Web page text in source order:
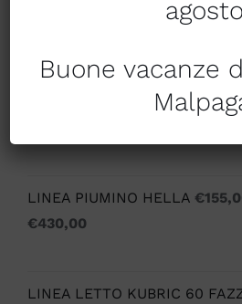
PIUMINO TREVI SIBERIANO
LINEA PIUMINO HELLA €
€430,00
LINEA LETTO KUBRIC 60
agosto
Buone vacanze